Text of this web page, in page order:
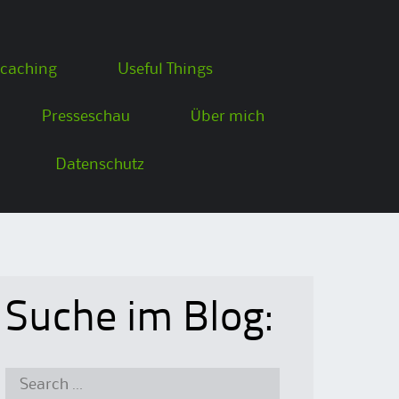
Useful Things
Presseschau Über mich
Datenschutz
Suche im Blog:
Search